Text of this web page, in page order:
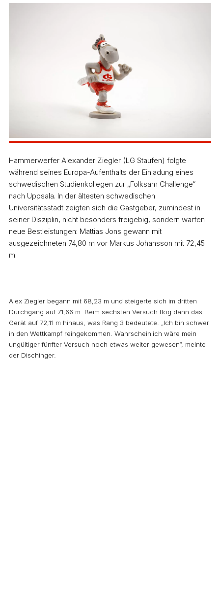
Hammerwerfer Alexander Ziegler (LG Staufen) folgte
während seines Europa-Aufenthalts der Einladung eines
schwedischen Studienkollegen zur „Folksam Challenge“
nach Uppsala. In der ältesten schwedischen
Universitätsstadt zeigten sich die Gastgeber, zumindest in
seiner Disziplin, nicht besonders freigebig, sondern warfen
neue Bestleistungen: Mattias Jons gewann mit
ausgezeichneten 74,80 m vor Markus Johansson mit 72,45
m.
Alex Ziegler begann mit 68,23 m und steigerte sich im dritten
Durchgang auf 71,66 m. Beim sechsten Versuch flog dann das
Gerät auf 72,11 m hinaus, was Rang 3 bedeutete. „Ich bin schwer
in den Wettkampf reingekommen. Wahrscheinlich wäre mein
ungültiger fünfter Versuch noch etwas weiter gewesen“, meinte
der Dischinger.